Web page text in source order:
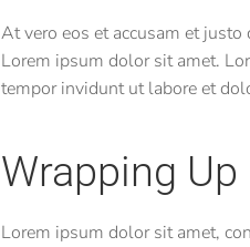
At vero eos et accusam et
Lorem ipsum dolor sit amet.
tempor invidunt ut labore et
Wrapping Up
Lorem ipsum dolor sit amet,